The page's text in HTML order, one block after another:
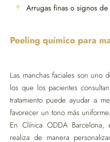
Arrugas finas o signos
Peeling químico para
Las manchas faciales son uno
los que los pacientes
tratamiento puede ayudar a
favorecer un tono más uniforme.
En Clínica ODDA
realiza de manera